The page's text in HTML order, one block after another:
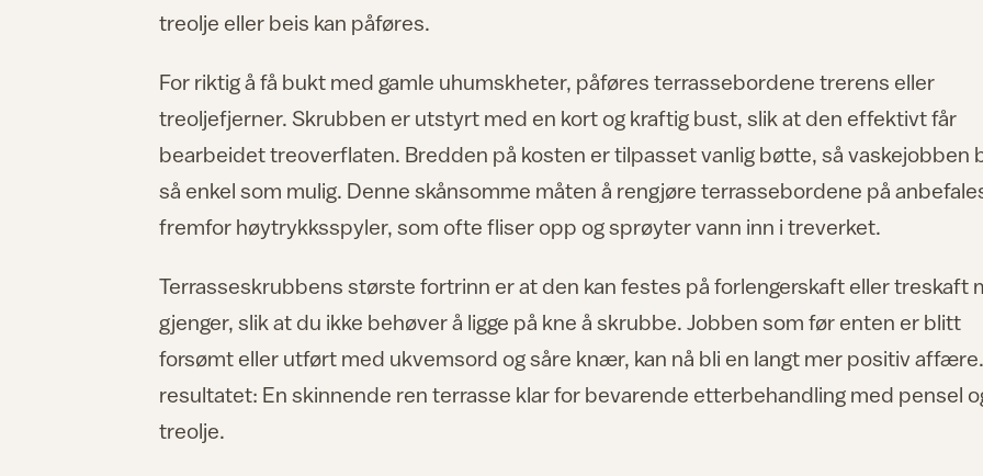
treolje eller beis kan påføres.
For riktig å få bukt med gamle uhumskheter, påføres terrassebordene trerens eller
treoljefjerner. Skrubben er utstyrt med en kort og kraftig bust, slik at den effektivt får
bearbeidet treoverflaten. Bredden på kosten er tilpasset vanlig bøtte, så vaskejobben
så enkel som mulig. Denne skånsomme måten å rengjøre terrassebordene på
fremfor høytrykksspyler, som ofte fliser opp og sprøyter vann inn i treverket.
Terrasseskrubbens største fortrinn er at den kan festes på forlengerskaft eller treskaft
gjenger, slik at du ikke behøver å ligge på kne å skrubbe. Jobben som før enten er blitt
forsømt eller utført med ukvemsord og såre knær, kan nå bli en langt mer positiv
resultatet: En skinnende ren terrasse klar for bevarende etterbehandling med pensel
treolje.